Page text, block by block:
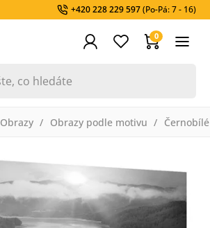
+420 228 229 597(Po-Pá: 7 - 16)
0
Obrazy Obrazy podle motivu